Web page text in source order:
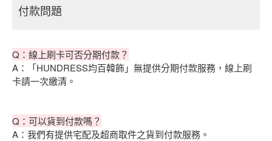
付款問題
Q：線上刷卡可否分期付款？
A：「HUNDRESS均百韓飾」無提供分期付款服務，線上刷
卡請一次繳清。
Q：可以貨到付款嗎？
A：我們有提供宅配及超商取件之貨到付款服務。